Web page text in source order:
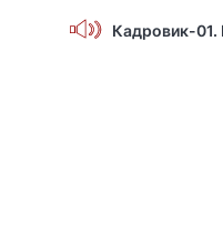
Кадровик-01.